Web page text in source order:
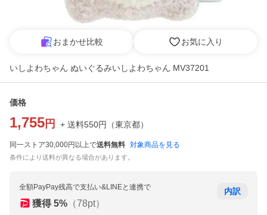
おまかせ比較 お気に入り
いしよわちゃん ぬいぐるみいしよわちゃん MV37201
価格
1,755 円 + 送料550円 （東京都）
同一ストア30,000円以上で送料無料 対象商品を見る
条件により送料が異なる場合があります。
全額PayPay残高で支払い&LINEと連携で
獲得 5% （78pt）
内訳